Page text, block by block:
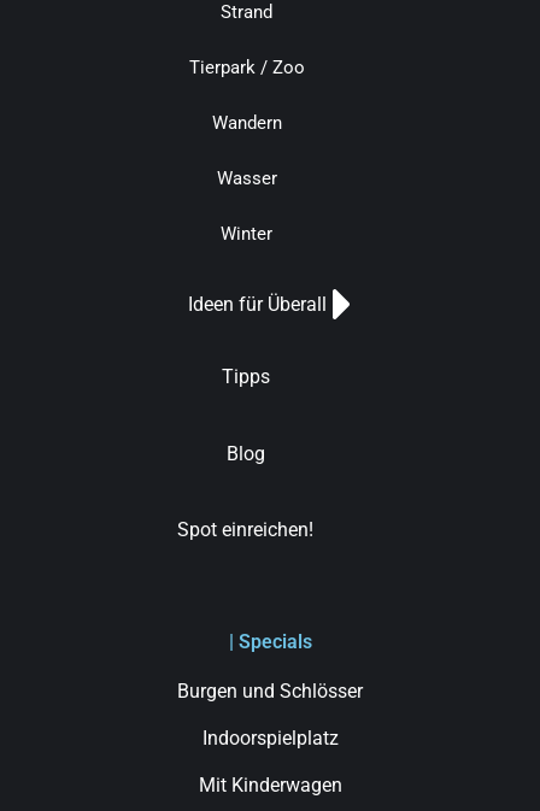
Strand
Tierpark / Zoo
Wandern
Wasser
Winter
Ideen für Überall
Tipps
Blog
Spot einreichen!
| Specials
Burgen und Schlösser
Indoorspielplatz
Mit Kinderwagen